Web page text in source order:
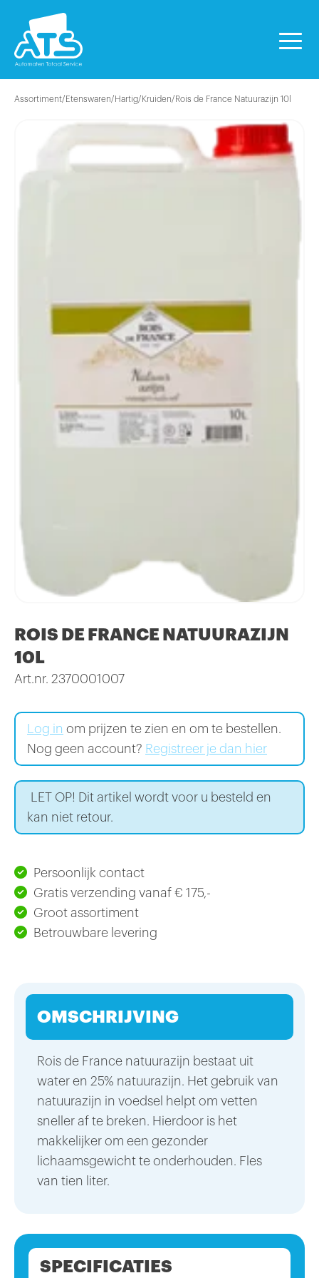
Assortiment/Etenswaren/Hartig/ Kruiden/Rois de France Natuurazijn 10l
ROIS DE FRANCE NATUURAZIJN
10L
Art.nr. 2370001007
Log in om prijzen te zien en om te bestellen.
Nog geen account? Registreer je dan hier
LET OP! Dit artikel wordt voor u besteld en
kan niet retour.
Persoonlijk contact
Gratis verzending vanaf € 175,-
Groot assortiment
Betrouwbare levering
OMSCHRIJVING
Rois de France natuurazijn bestaat uit
water en 25% natuurazijn. Het gebruik van
natuurazijn in voedsel helpt om vetten
sneller af te breken. Hierdoor is het
makkelijker om een gezonder
lichaamsgewicht te onderhouden. Fles
van tien liter.
SPECIFICATIES